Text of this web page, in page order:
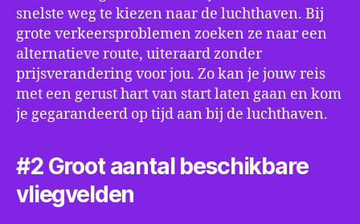
snelste weg te kiezen naar de luchthaven. Bij
grote verkeersproblemen zoeken ze naar een
alternatieve route, uiteraard zonder
prijsverandering voor jou. Zo kan je jouw reis
met een gerust hart van start laten gaan en kom
je gegarandeerd op tijd aan bij de luchthaven.
#2 Groot aantal beschikbare
vliegvelden